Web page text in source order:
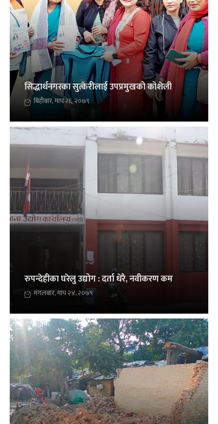
सिद्धार्थनगरका सुत्केरीलाई उपप्रमुखको कोशेली
बिहीबार, माघ २६, २०७९
रुपन्देहीका घरेलु उद्योग : दर्ता धेरै, नवीकरण कम
मंगलबार, माघ २४, २०७९